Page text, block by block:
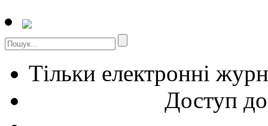
Тільки електронні
Доступ